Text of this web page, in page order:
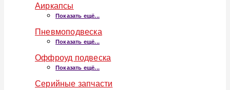
Аиркапсы
Показать ещё...
Пневмоподвеска
Показать ещё...
Оффроуд подвеска
Показать ещё...
Серийные запчасти